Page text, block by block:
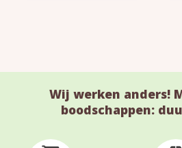
Wij werken anders!
boodschappen: